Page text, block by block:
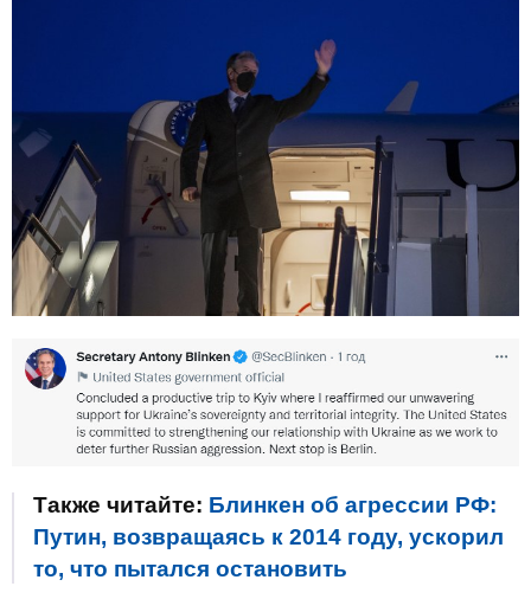
Также читайте: Блинкен об агрессии РФ:
Путин, возвращаясь к 2014 году, ускорил
то, что пытался остановить